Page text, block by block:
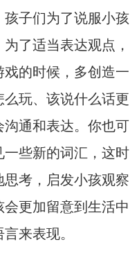
子们为了说服小孩
了适当表达观点，
的时候，多创造一
玩、该说什么话更
通和表达。你也可
些新的词汇，这时
考，启发小孩观察
更加留意到生活中
来表现。